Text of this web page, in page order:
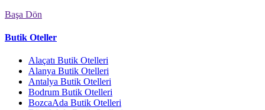
Başa Dön
Butik Oteller
Alaçatı Butik Otelleri
Alanya Butik Otelleri
Antalya Butik Otelleri
Bodrum Butik Otelleri
BozcaAda Butik Otelleri